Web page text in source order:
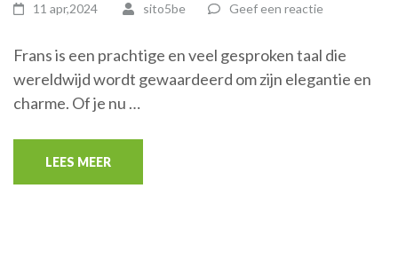
11 apr,2024 sito5be Geef een reactie
Frans is een prachtige en veel gesproken taal die
wereldwijd wordt gewaardeerd om zijn elegantie en
charme. Of je nu …
LEES MEER